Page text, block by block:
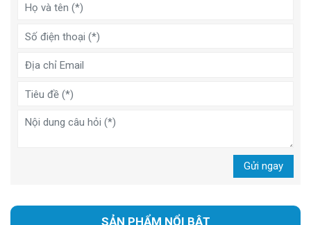
Gửi ngay
SẢN PHẨM NỔI BẬT